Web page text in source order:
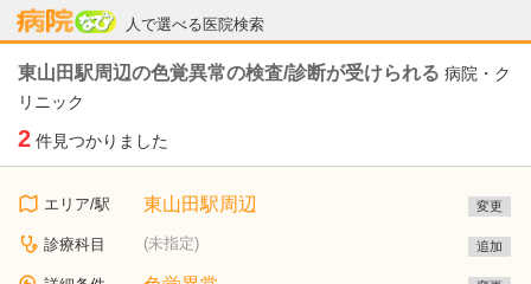
人で選べる医院検索
病院なび
東山田駅周辺の色覚異常の検査/診断が受けられる 病院・ク
リニック
2 件見つかりました
エリア/駅 東山田駅周辺 変更
診療科目 (未指定) 追加